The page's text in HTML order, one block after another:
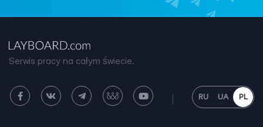
Serwis pracy na całym świecie.
RU UA PL